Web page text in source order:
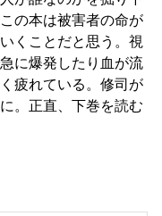
の本は被害者の命が
くことだと思う。視
に爆発したり血が流
疲れている。修司が
。正直、下巻を読む